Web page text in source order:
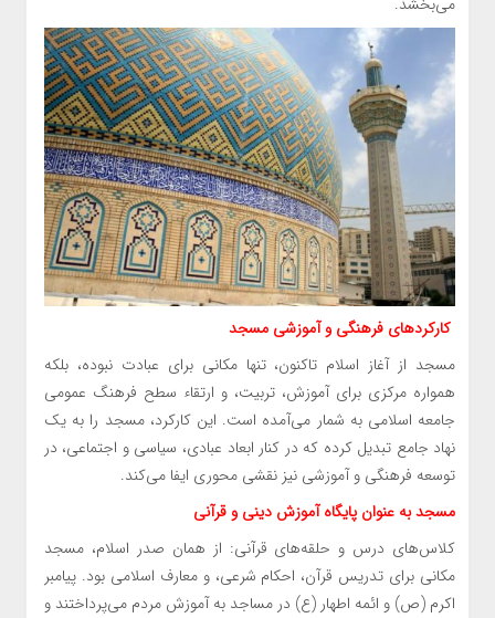
کارکردهای فرهنگی و آموزشی مسجد
مسجد از آغاز اسلام تاکنون، تنها مکانی برای عبادت نبوده، بلکه
همواره مرکزی برای آموزش، تربیت، و ارتقاء سطح فرهنگ عمومی
جامعه اسلامی به شمار می‌آمده است. این کارکرد، مسجد را به یک
نهاد جامع تبدیل کرده که در کنار ابعاد عبادی، سیاسی و اجتماعی، در
توسعه فرهنگی و آموزشی نیز نقشی محوری ایفا می‌کند.
مسجد به عنوان پایگاه آموزش دینی و قرآنی
کلاس‌های درس و حلقه‌های قرآنی: از همان صدر اسلام، مسجد
مکانی برای تدریس قرآن، احکام شرعی، و معارف اسلامی بود. پیامبر
اکرم (ص) و ائمه اطهار (ع) در مساجد به آموزش مردم می‌پرداختند و